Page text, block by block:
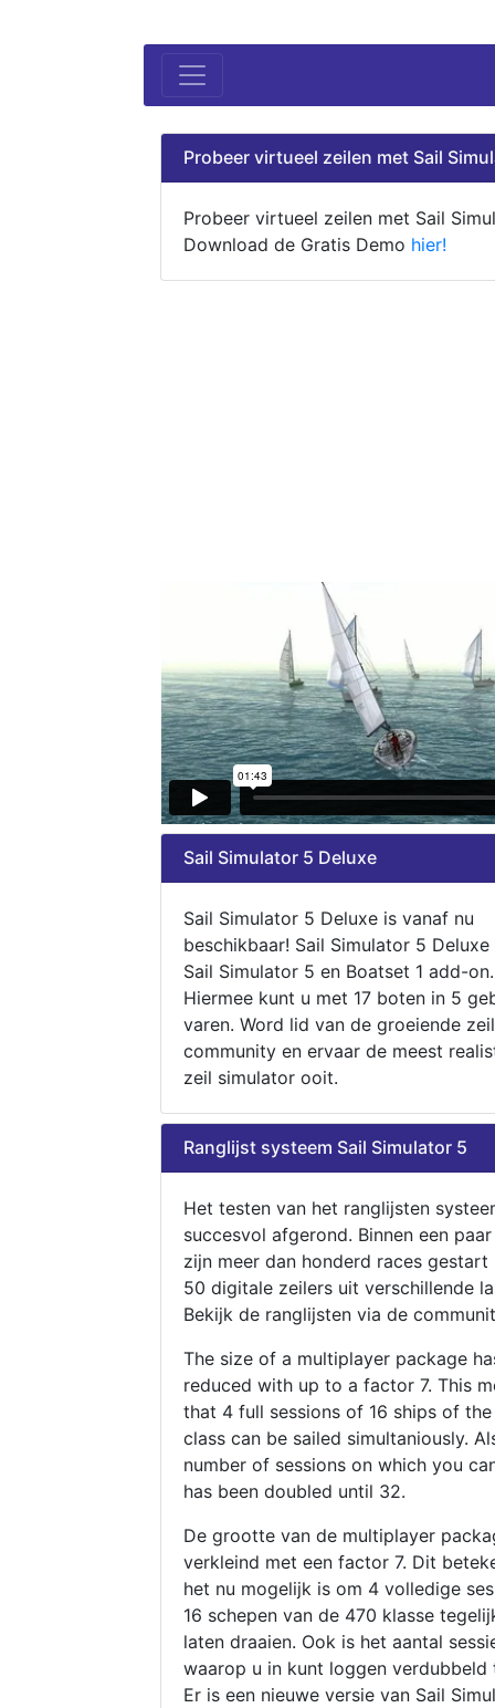
Probeer virtueel zeilen met Sail
Probeer virtueel zeilen met Sail
Download de Gratis Demo hier!
Sail Simulator 5 Deluxe
Sail Simulator 5 Deluxe is vanaf nu
beschikbaar! Sail Simulator 5
Sail Simulator 5 en Boatset 1 add-on.
Hiermee kunt u met 17 boten in 5
varen. Word lid van de groeiende zeil
community en ervaar de meest
zeil simulator ooit.
Ranglijst systeem Sail Simulator 5
Het testen van het ranglijsten
succesvol afgerond. Binnen een
zijn meer dan honderd races gestart
50 digitale zeilers uit verschillende
Bekijk de ranglijsten via de
The size of a multiplayer package
reduced with up to a factor 7. This
that 4 full sessions of 16 ships of
class can be sailed simultaniously.
number of sessions on which you
has been doubled until 32.
De grootte van de multiplayer
verkleind met een factor 7. Dit
het nu mogelijk is om 4 volledige
16 schepen van de 470 klasse
laten draaien. Ook is het aantal
waarop u in kunt loggen verdubbeld
Er is een nieuwe versie van Sail